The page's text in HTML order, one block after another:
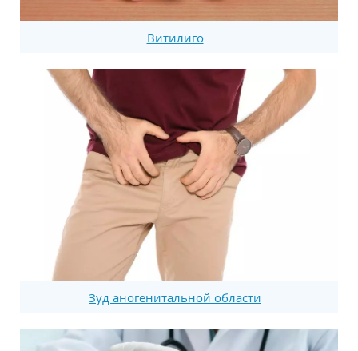
Витилиго
Зуд аногенитальной области